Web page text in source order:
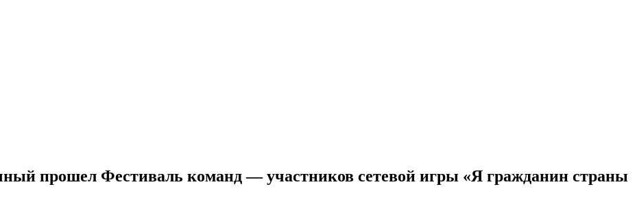
прошел Фестиваль команд — участников сетевой игры «Я гражданин страны